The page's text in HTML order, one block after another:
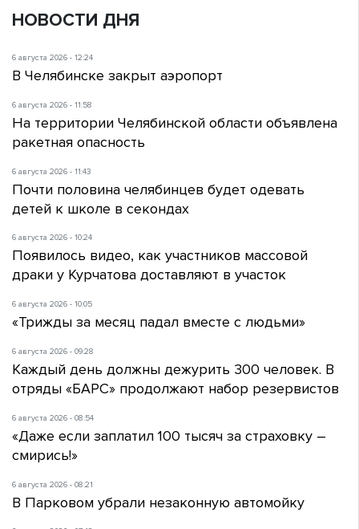
НОВОСТИ ДНЯ
6 августа 2026 - 12:24
В Челябинске закрыт аэропорт
6 августа 2026 - 11:58
На территории Челябинской области объявлена
ракетная опасность
6 августа 2026 - 11:43
Почти половина челябинцев будет одевать
детей к школе в секондах
6 августа 2026 - 10:24
Появилось видео, как участников массовой
драки у Курчатова доставляют в участок
6 августа 2026 - 10:05
«Трижды за месяц падал вместе с людьми»
6 августа 2026 - 09:28
Каждый день должны дежурить 300 человек. В
отряды «БАРС» продолжают набор резервистов
6 августа 2026 - 08:54
«Даже если заплатил 100 тысяч за страховку –
смирись!»
6 августа 2026 - 08:21
В Парковом убрали незаконную автомойку